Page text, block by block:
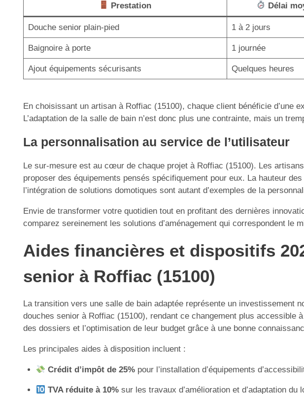
Prestation Délai
Douche senior plain-pied 1 à 2 jours
Baignoire à porte 1 journée
Ajout équipements sécurisants Quelques heures
En choisissant un artisan à Roffiac (15100), chaque client bénéficie d’une
L’adaptation de la salle de bain n’est donc plus une contrainte, mais un
La personnalisation au service de l’utilisateur
Le sur-mesure est au cœur de chaque projet à Roffiac (15100). Les
proposer des équipements pensés spécifiquement pour eux. La hauteur
l’intégration de solutions domotiques sont autant d’exemples de la
Envie de transformer votre quotidien tout en profitant des dernières
comparez sereinement les solutions d’aménagement qui correspondent le
Aides financières et dispositifs
senior à Roffiac (15100)
La transition vers une salle de bain adaptée représente un investissement
douches senior à Roffiac (15100), rendant ce changement plus
des dossiers et l’optimisation de leur budget grâce à une bonne
Les principales aides à disposition incluent :
Crédit d’impôt de 25%pour l’installation d’équipements
TVA réduite à 10%sur les travaux d’amélioration et d’adaptation du